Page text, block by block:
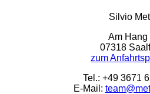
Silvio
Am Hang
07318
zum
Tel.: +49 3671
E-Mail: